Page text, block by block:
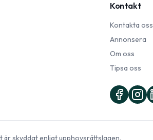
Kontakt
Kontakta oss
Annonsera
Om oss
Tipsa oss
är skyddat enligt upphovsrättslagen.